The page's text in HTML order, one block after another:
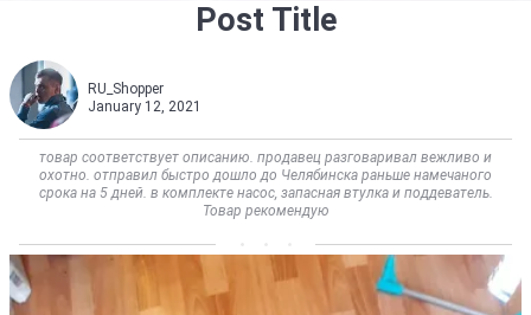
Post Title
RU_Shopper
January 12, 2021
товар соответствует описанию. продавец разговаривал вежливо и
охотно. отправил быстро дошло до Челябинска раньше намечаного
срока на 5 дней. в комплекте насос, запасная втулка и поддеватель.
Товар рекомендую